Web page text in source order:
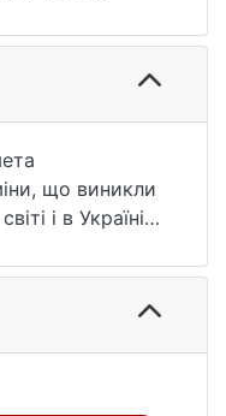
Т. 18, № 2. С. 25
18-4/14
що виникли
і в Україні
19,
проти
управління, у